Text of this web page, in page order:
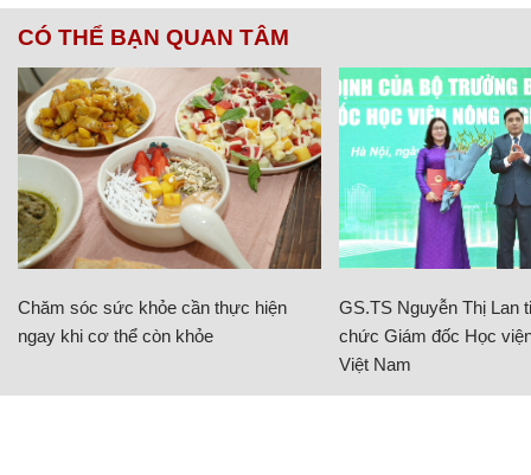
CÓ THỂ BẠN QUAN TÂM
Chăm sóc sức khỏe cần thực hiện
ngay khi cơ thể còn khỏe
GS.TS Nguyễn Thị Lan
chức Giám đốc Học
Việt Nam